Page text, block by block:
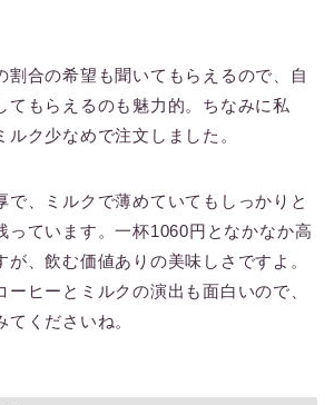
割合の希望も聞いてもらえるので、自
てもらえるのも魅力的。ちなみに私
ルク少なめで注文しました。
で、ミルクで薄めていてもしっかりと
っています。一杯1060円となかなか高
が、飲む価値ありの美味しさですよ。
ーヒーとミルクの演出も面白いので、
くださいね。